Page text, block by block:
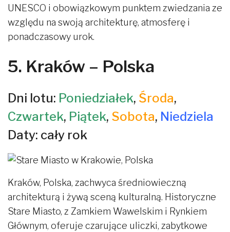
UNESCO i obowiązkowym punktem zwiedzania ze
względu na swoją architekturę, atmosferę i
ponadczasowy urok.
5. Kraków – Polska
Dni lotu: Poniedziałek, Środa,
Czwartek, Piątek, Sobota, Niedziela
Daty: cały rok
Kraków, Polska, zachwyca średniowieczną
architekturą i żywą sceną kulturalną. Historyczne
Stare Miasto, z Zamkiem Wawelskim i Rynkiem
Głównym, oferuje czarujące uliczki, zabytkowe